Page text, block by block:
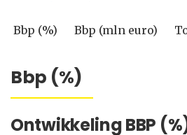
Bbp (%) Bbp (mln euro)
Bbp (%)
Ontwikkeling BBP